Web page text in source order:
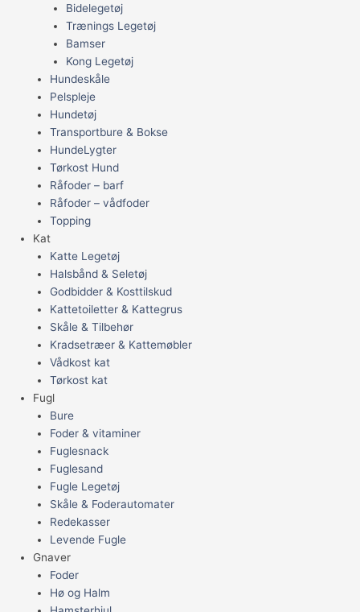
Bidelegetøj
Trænings Legetøj
Bamser
Kong Legetøj
Hundeskåle
Pelspleje
Hundetøj
Transportbure & Bokse
HundeLygter
Tørkost Hund
Råfoder – barf
Råfoder – vådfoder
Topping
Kat
Katte Legetøj
Halsbånd & Seletøj
Godbidder & Kosttilskud
Kattetoiletter & Kattegrus
Skåle & Tilbehør
Kradsetræer & Kattemøbler
Vådkost kat
Tørkost kat
Fugl
Bure
Foder & vitaminer
Fuglesnack
Fuglesand
Fugle Legetøj
Skåle & Foderautomater
Redekasser
Levende Fugle
Gnaver
Foder
Hø og Halm